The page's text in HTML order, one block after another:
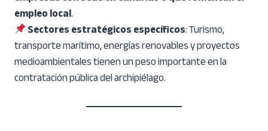
empleo local.
Sectores estratégicos específicos: Turismo,
transporte marítimo, energías renovables y proyectos
medioambientales tienen un peso importante en la
contratación pública del archipiélago.